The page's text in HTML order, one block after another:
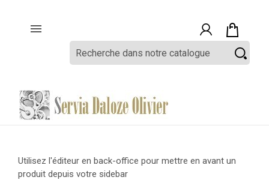

Utilisez l'éditeur en back-office pour mettre en avant un
produit depuis votre sidebar